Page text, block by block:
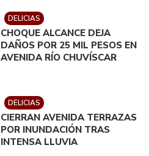
DELICIAS
CHOQUE ALCANCE DEJA
DAÑOS POR 25 MIL PESOS EN
AVENIDA RÍO CHUVÍSCAR
DELICIAS
CIERRAN AVENIDA TERRAZAS
POR INUNDACIÓN TRAS
INTENSA LLUVIA